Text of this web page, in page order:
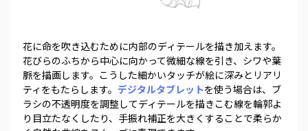
花に命を吹き込むために内部のディテールを描き加えます。
花びらのふちから中心に向かって微細な線を引き、シワや葉
脈を描画します。こうした細かいタッチが絵に深みとリアリ
ティをもたらします。 デジタルタブレットを使う場合は、ブ
ラシの不透明度を調整してディテールを描きこむ線を輪郭よ
り目立たなくしたり、手振れ補正を大きくすることで柔らか